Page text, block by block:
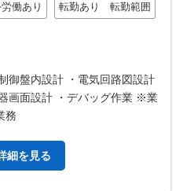
働あり 転勤あり 転勤範囲
御盤内設計 ・電気回路図設計
画面設計 ・デバッグ作業 ※業
務
細を見る